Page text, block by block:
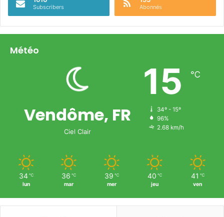
Subscribers Abonnés
Météo
Vendôme, FR
Ciel Clair
15 ℃
34º - 15º
96%
2.68 km/h
34 ℃
lun
36 ℃
mar
39 ℃
mer
40 ℃
jeu
41 ℃
ven